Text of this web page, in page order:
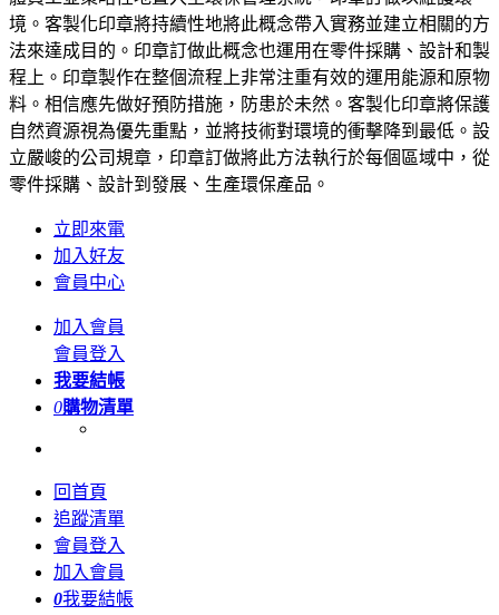
境。客製化印章將持續性地將此概念帶入實務並建立相關的方
法來達成目的。印章訂做此概念也運用在零件採購、設計和製
程上。印章製作在整個流程上非常注重有效的運用能源和原物
料。相信應先做好預防措施，防患於未然。客製化印章將保護
自然資源視為優先重點，並將技術對環境的衝擊降到最低。設
立嚴峻的公司規章，印章訂做將此方法執行於每個區域中，從
零件採購、設計到發展、生產環保產品。
立即來電
加入好友
會員中心
加入會員
會員登入
我要結帳
0購物清單
回首頁
追蹤清單
會員登入
加入會員
0我要結帳